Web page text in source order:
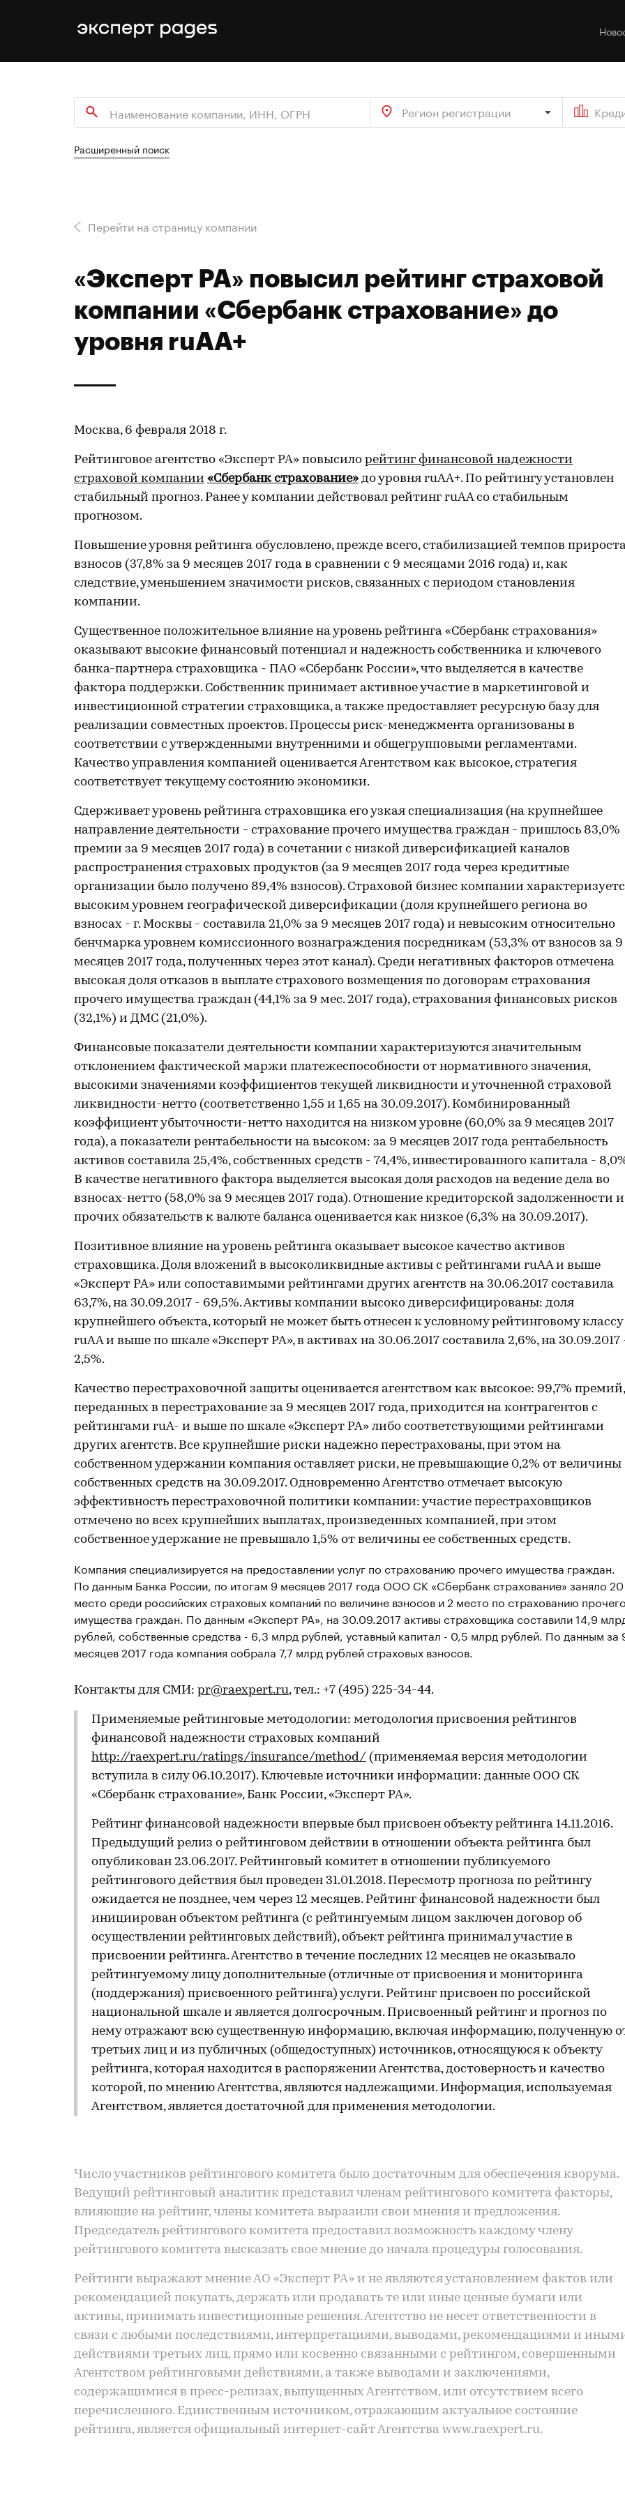
Регион регистрации
Расширенный поиск
Перейти на страницу компании
«Эксперт РА» повысил рейтинг страховой
компании «Сбербанк страхование» до
уровня ruAA+
Москва, 6 февраля 2018 г.
Рейтинговое агентство «Эксперт РА» повысило рейтинг финансовой надежности
страховой компании «Сбербанк страхование»до уровня ruAA+. По рейтингу установлен
стабильный прогноз. Ранее у компании действовал рейтинг ruAA со стабильным
прогнозом.
Повышение уровня рейтинга обусловлено, прежде всего, стабилизацией темпов
взносов (37,8% за 9 месяцев 2017 года в сравнении с 9 месяцами 2016 года) и, как
следствие, уменьшением значимости рисков, связанных с периодом становления
компании.
Существенное положительное влияние на уровень рейтинга «Сбербанк страхования»
оказывают высокие финансовый потенциал и надежность собственника и ключевого
банка-партнера страховщика - ПАО «Сбербанк России», что выделяется в качестве
фактора поддержки. Собственник принимает активное участие в маркетинговой и
инвестиционной стратегии страховщика, а также предоставляет ресурсную базу для
реализации совместных проектов. Процессы риск-менеджмента организованы в
соответствии с утвержденными внутренними и общегрупповыми регламентами.
Качество управления компанией оценивается Агентством как высокое, стратегия
соответствует текущему состоянию экономики.
Сдерживает уровень рейтинга страховщика его узкая специализация (на крупнейшее
направление деятельности - страхование прочего имущества граждан - пришлось 83,0%
премии за 9 месяцев 2017 года) в сочетании с низкой диверсификацией каналов
распространения страховых продуктов (за 9 месяцев 2017 года через кредитные
организации было получено 89,4% взносов). Страховой бизнес компании
высоким уровнем географической диверсификации (доля крупнейшего региона во
взносах - г. Москвы - составила 21,0% за 9 месяцев 2017 года) и невысоким относительно
бенчмарка уровнем комиссионного вознаграждения посредникам (53,3% от взносов за 9
месяцев 2017 года, полученных через этот канал). Среди негативных факторов отмечена
высокая доля отказов в выплате страхового возмещения по договорам страхования
прочего имущества граждан (44,1% за 9 мес. 2017 года), страхования финансовых рисков
(32,1%) и ДМС (21,0%).
Финансовые показатели деятельности компании характеризуются значительным
отклонением фактической маржи платежеспособности от нормативного значения,
высокими значениями коэффициентов текущей ликвидности и уточненной страховой
ликвидности-нетто (соответственно 1,55 и 1,65 на 30.09.2017). Комбинированный
коэффициент убыточности-нетто находится на низком уровне (60,0% за 9 месяцев 2017
года), а показатели рентабельности на высоком: за 9 месяцев 2017 года рентабельность
активов составила 25,4%, собственных средств - 74,4%, инвестированного капитала -
В качестве негативного фактора выделяется высокая доля расходов на ведение дела во
взносах-нетто (58,0% за 9 месяцев 2017 года). Отношение кредиторской задолженности и
прочих обязательств к валюте баланса оценивается как низкое (6,3% на 30.09.2017).
Позитивное влияние на уровень рейтинга оказывает высокое качество активов
страховщика. Доля вложений в высоколиквидные активы с рейтингами ruAA и выше
«Эксперт РА» или сопоставимыми рейтингами других агентств на 30.06.2017 составила
63,7%, на 30.09.2017 - 69,5%. Активы компании высоко диверсифицированы: доля
крупнейшего объекта, который не может быть отнесен к условному рейтинговому классу
ruAA и выше по шкале «Эксперт РА», в активах на 30.06.2017 составила 2,6%, на 30.09.2017
2,5%.
Качество перестраховочной защиты оценивается агентством как высокое: 99,7% премий,
переданных в перестрахование за 9 месяцев 2017 года, приходится на контрагентов с
рейтингами ruA- и выше по шкале «Эксперт РА» либо соответствующими рейтингами
других агентств. Все крупнейшие риски надежно перестрахованы, при этом на
собственном удержании компания оставляет риски, не превышающие 0,2% от величины
собственных средств на 30.09.2017. Одновременно Агентство отмечает высокую
эффективность перестраховочной политики компании: участие перестраховщиков
отмечено во всех крупнейших выплатах, произведенных компанией, при этом
собственное удержание не превышало 1,5% от величины ее собственных средств.
Компания специализируется на предоставлении услуг по страхованию прочего имущества граждан.
По данным Банка России, по итогам 9 месяцев 2017 года ООО СК «Сбербанк страхование» заняло 20
место среди российских страховых компаний по величине взносов и 2 место по страхованию
имущества граждан. По данным «Эксперт РА», на 30.09.2017 активы страховщика составили 14,9
рублей, собственные средства - 6,3 млрд рублей, уставный капитал - 0,5 млрд рублей. По данным за
месяцев 2017 года компания собрала 7,7 млрд рублей страховых взносов.
Контакты для СМИ: pr@raexpert.ru, тел.: +7 (495) 225-34-44.
Применяемые рейтинговые методологии: методология присвоения рейтингов
финансовой надежности страховых компаний
http://raexpert.ru/ratings/insurance/method/ (применяемая версия методологии
вступила в силу 06.10.2017). Ключевые источники информации: данные ООО СК
«Сбербанк страхование», Банк России, «Эксперт РА».
Рейтинг финансовой надежности впервые был присвоен объекту рейтинга 14.11.2016.
Предыдущий релиз о рейтинговом действии в отношении объекта рейтинга был
опубликован 23.06.2017. Рейтинговый комитет в отношении публикуемого
рейтингового действия был проведен 31.01.2018. Пересмотр прогноза по рейтингу
ожидается не позднее, чем через 12 месяцев. Рейтинг финансовой надежности был
инициирован объектом рейтинга (с рейтингуемым лицом заключен договор об
осуществлении рейтинговых действий), объект рейтинга принимал участие в
присвоении рейтинга. Агентство в течение последних 12 месяцев не оказывало
рейтингуемому лицу дополнительные (отличные от присвоения и мониторинга
(поддержания) присвоенного рейтинга) услуги. Рейтинг присвоен по российской
национальной шкале и является долгосрочным. Присвоенный рейтинг и прогноз по
нему отражают всю существенную информацию, включая информацию, полученную
третьих лиц и из публичных (общедоступных) источников, относящуюся к объекту
рейтинга, которая находится в распоряжении Агентства, достоверность и качество
которой, по мнению Агентства, являются надлежащими. Информация, используемая
Агентством, является достаточной для применения методологии.
Число участников рейтингового комитета было достаточным для обеспечения кворума.
Ведущий рейтинговый аналитик представил членам рейтингового комитета факторы,
влияющие на рейтинг, члены комитета выразили свои мнения и предложения.
Председатель рейтингового комитета предоставил возможность каждому члену
рейтингового комитета высказать свое мнение до начала процедуры голосования.
Рейтинги выражают мнение АО «Эксперт РА» и не являются установлением фактов или
рекомендацией покупать, держать или продавать те или иные ценные бумаги или
активы, принимать инвестиционные решения. Агентство не несет ответственности в
связи с любыми последствиями, интерпретациями, выводами, рекомендациями и
действиями третьих лиц, прямо или косвенно связанными с рейтингом, совершенными
Агентством рейтинговыми действиями, а также выводами и заключениями,
содержащимися в пресс-релизах, выпущенных Агентством, или отсутствием всего
перечисленного. Единственным источником, отражающим актуальное состояние
рейтинга, является официальный интернет-сайт Агентства www.raexpert.ru.